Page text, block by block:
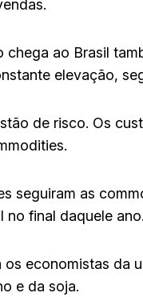
chega ao Brasil
elevação,
de risco. Os
seguiram as
no final daquele ano.
os economistas da
e da soja.